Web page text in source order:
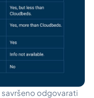
savršeno odgovarati